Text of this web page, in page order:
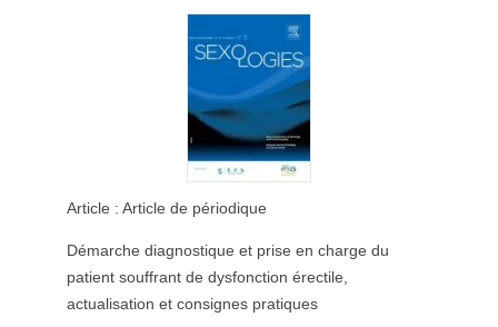
Article : Article de périodique
Démarche diagnostique et prise en charge du
patient souffrant de dysfonction érectile,
actualisation et consignes pratiques